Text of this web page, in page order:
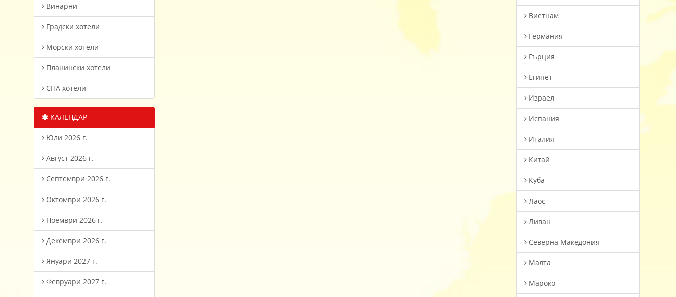
Винарни
Градски хотели
Морски хотели
Планински хотели
СПА хотели
КАЛЕНДАР
Юли 2026 г.
Август 2026 г.
Септември 2026 г.
Октомври 2026 г.
Ноември 2026 г.
Декември 2026 г.
Януари 2027 г.
Февруари 2027 г.
Виетнам
Германия
Гърция
Египет
Израел
Испания
Италия
Китай
Куба
Лаос
Ливан
Северна Македония
Малта
Мароко